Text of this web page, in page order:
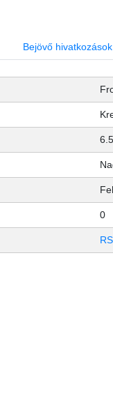
Bejövő hivatkozások
6.5
0